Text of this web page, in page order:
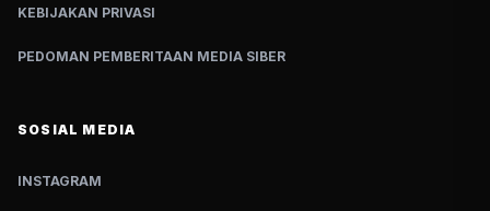
KEBIJAKAN PRIVASI
PEDOMAN PEMBERITAAN MEDIA SIBER
SOSIAL MEDIA
INSTAGRAM